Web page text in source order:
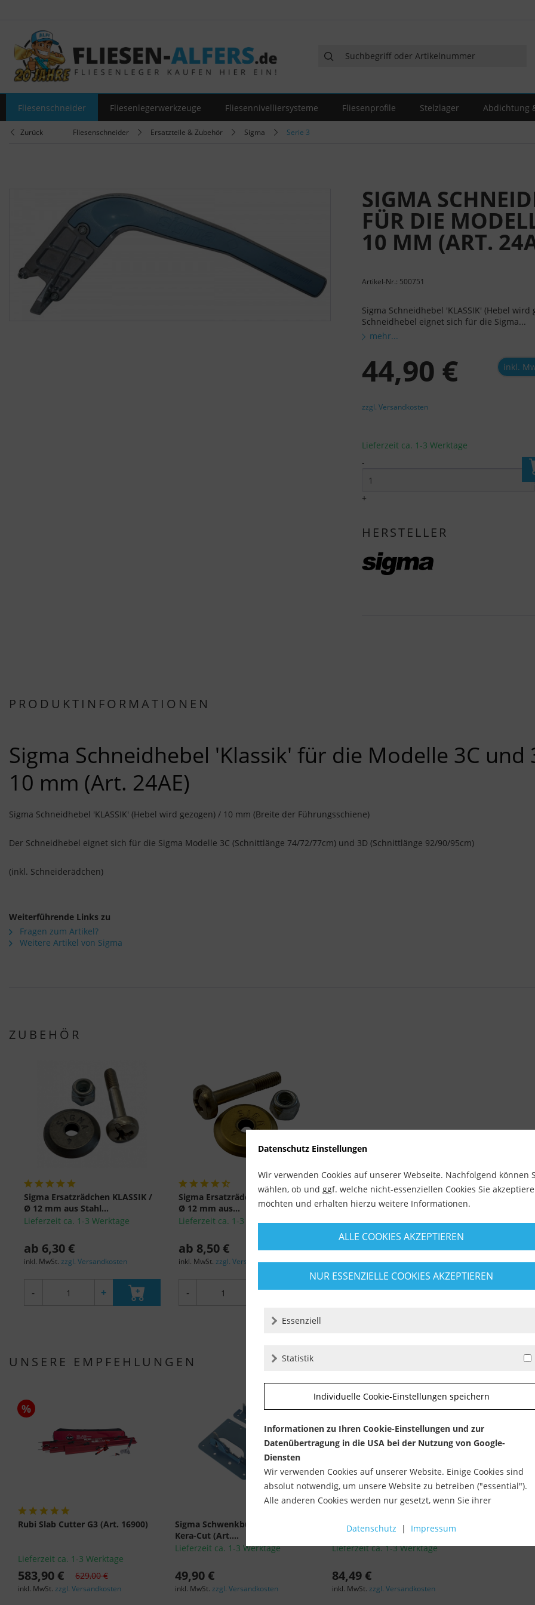
Fliesenschneider Fliesenlegerwerkzeuge Fliesennivelliersysteme Fliesenprofile Stelzlager Abdichtung
Zurück Fliesenschneider Ersatzteile & Zubehör Sigma Serie 3
SIGMA
FÜR DIE
10 MM (ART.
Artikel-Nr.: 500751
Sigma Schneidhebel 'KLASSIK' (Hebel
Schneidhebel eignet sich für die Sigma...
mehr...
44,90 € inkl.
zzgl. Versandkosten
Lieferzeit ca. 1-3 Werktage
-
+
HERSTELLER
PRODUKTINFORMATIONEN
Sigma Schneidhebel 'Klassik' für die Modelle 3C und
10 mm (Art. 24AE)
Sigma Schneidhebel 'KLASSIK' (Hebel wird gezogen) / 10 mm (Breite der Führungsschiene)
Der Schneidhebel eignet sich für die Sigma Modelle 3C (Schnittlänge 74/72/77cm) und 3D (Schnittlänge 92/90/95cm)
(inkl. Schneiderädchen)
Weiterführende Links zu
Fragen zum Artikel?
Weitere Artikel von Sigma
ZUBEHÖR
Sigma Ersatzrädchen KLASSIK /
Ø 12 mm aus Stahl...
Lieferzeit ca. 1-3 Werktage
ab 6,30 €
inkl. MwSt. zzgl. Versandkosten
- +
Sigma Ersatzrädchen KLASSIK /
Ø 12 mm aus...
Lieferzeit ca. 1-3 Werktage
ab 8,50 €
inkl. MwSt. zzgl. Versandkosten
- +
UNSERE EMPFEHLUNGEN
%
Rubi Slab Cutter G3 (Art. 16900)
Lieferzeit ca. 1-3 Werktage
583,90 € 629,00 €
inkl. MwSt. zzgl. Versandkosten
Sigma Schwenkbügel-Bausatz für
Kera-Cut (Art....
Lieferzeit ca. 1-3 Werktage
49,90 €
inkl. MwSt. zzgl. Versandkosten
Sigma Transporttasche 43D2 (bis
Lieferzeit ca. 1-3 Werktage
84,49 €
inkl. MwSt. zzgl. Versandkosten
Datenschutz Einstellungen
Wir verwenden Cookies auf unserer Webseite. Nachfolgend können
wählen, ob und ggf. welche nicht-essenziellen Cookies Sie
möchten und erhalten hierzu weitere Informationen.
ALLE COOKIES AKZEPTIEREN
NUR ESSENZIELLE COOKIES AKZEPTIEREN
Essenziell
Statistik
Individuelle Cookie-Einstellungen speichern
Informationen zu Ihren Cookie-Einstellungen und zur
Datenübertragung in die USA bei der Nutzung von Google-
Diensten
Wir verwenden Cookies auf unserer Website. Einige Cookies sind
absolut notwendig, um unsere Website zu betreiben ("essential").
Alle anderen Cookies werden nur gesetzt, wenn Sie ihrer
können Sie wählen, ob Sie "nur wesentliche Cookies ", "alle Cookies
akzeptieren" oder "individuelle Cookie-Einstellungen speichern"
Datenschutz | Impressum